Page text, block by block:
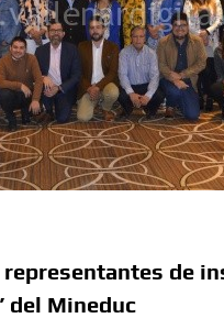
de
del Mineduc